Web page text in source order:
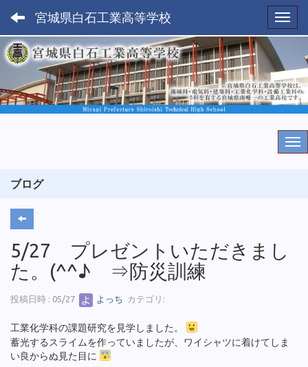
宮城県白石工業高等学校
ブログ
5/27 プレゼントいただきまし
た。(^^♪ ⇒防災訓練
投稿日時 : 05/27 よっち カテゴリ:
工業化学科の課題研究を見学しました。
蓄光するスライムを作っていましたが、ワイシャツに着けてしま
い良からぬ見た目に